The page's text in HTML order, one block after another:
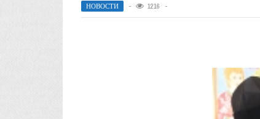
НОВОСТИ 1216